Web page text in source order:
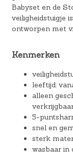
Babyset en de
veiligheidstuigje
ontworpen met
Kenmerken
leeftijd:
alleen
5-
snel en
sterk
wasbaar in